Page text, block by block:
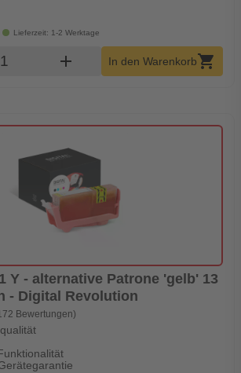
Lieferzeit: 1-2 Werktage
Warenkorb Menge
add In den Warenkorbshopping_cart
Y - alternative Patrone 'gelb' 13
- Digital Revolution
Bewertungen)